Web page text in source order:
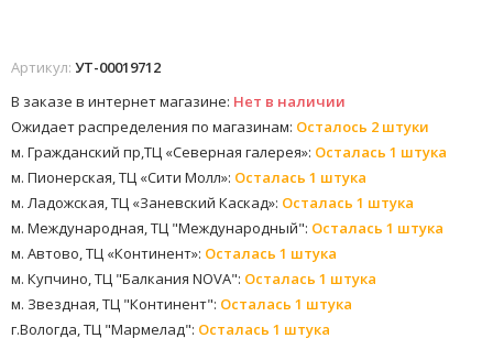
Артикул: УТ-00019712
В заказе в интернет магазине: Нет в наличии
Ожидает распределения по магазинам: Осталось 2 штуки
м. Гражданский пр,ТЦ «Северная галерея»: Осталась 1 штука
м. Пионерская, ТЦ «Сити Молл»: Осталась 1 штука
м. Ладожская, ТЦ «Заневский Каскад»: Осталась 1 штука
м. Международная, ТЦ "Международный": Осталась 1 штука
м. Автово, ТЦ «Континент»: Осталась 1 штука
м. Купчино, ТЦ "Балкания NOVA": Осталась 1 штука
м. Звездная, ТЦ "Континент": Осталась 1 штука
г.Вологда, ТЦ "Мармелад": Осталась 1 штука